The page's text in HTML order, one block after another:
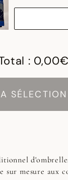
: 0,00€
sur mesure aux